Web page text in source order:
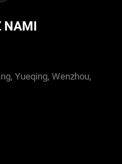
NAMI
Yueqing, Wenzhou,